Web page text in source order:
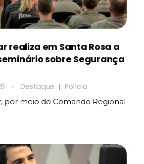
realiza em Santa Rosa a
sobre Segurança
Destaque Polícia
por meio do Comando Regional